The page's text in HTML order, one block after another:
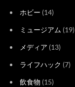
ホビー (14)
ミュージアム (19)
メディア (13)
ライフハック (7)
飲食物 (15)